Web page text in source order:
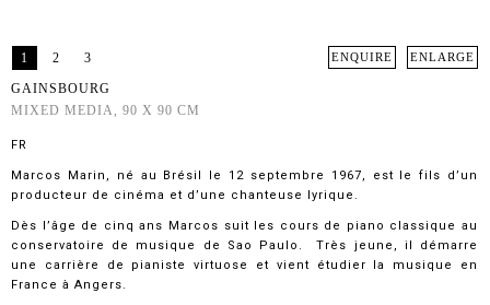
1 2 3 ENLARGE
ENQUIRE
GAINSBOURG
MIXED MEDIA, 90 X 90 CM
FR
Marcos Marin, né au Brésil le 12 septembre 1967, est le fils d’un
producteur de cinéma et d’une chanteuse lyrique.
Dès l’âge de cinq ans Marcos suit les cours de piano classique au
conservatoire de musique de Sao Paulo. Très jeune, il démarre
une carrière de pianiste virtuose et vient étudier la musique en
France à Angers.